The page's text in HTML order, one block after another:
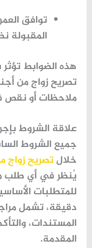
توافق
المقبولة
هذه الضوابط
تصريح زواج من
ملاحظات أو نقص
علاقة الشروط
جميع الشروط
خلالتصريح زواج
يُنظر في أي طلب
للمتطلبات
دقيقة، تشمل
المستندات،
المقدمة.